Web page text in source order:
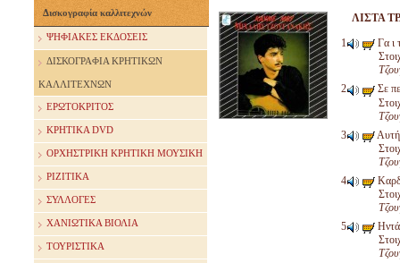
Δισκογραφία καλλιτεχνών
ΨΗΦΙΑΚΕΣ ΕΚΔΟΣΕΙΣ
ΔΙΣΚΟΓΡΑΦΙΑ ΚΡΗΤΙΚΩΝ
ΚΑΛΛΙΤΕΧΝΩΝ
ΕΡΩΤΟΚΡΙΤΟΣ
ΚΡΗΤΙΚΑ DVD
ΟΡΧΗΣΤΡΙΚΗ ΚΡΗΤΙΚΗ ΜΟΥΣΙΚΗ
ΡΙΖΙΤΙΚΑ
ΣΥΛΛΟΓΕΣ
ΧΑΝΙΩΤΙΚΑ ΒΙΟΛΙΑ
ΤΟΥΡΙΣΤΙΚΑ
ΛΙΣΤΑ
Γα ι
Σε